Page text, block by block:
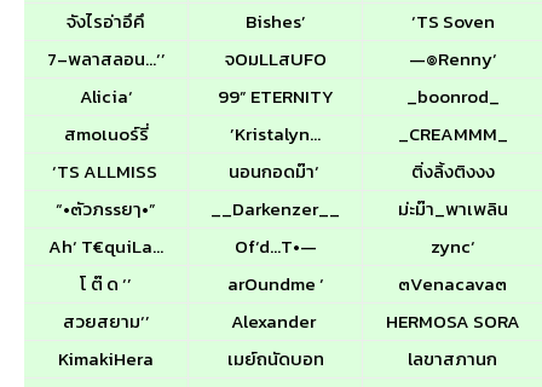
จังไรอ่าอึคึ
Bishes’
‘TS Soven
7–พลาสลอน…‘’
จOมLLสUFO
—๏Renny‘
Alicia‘
99” ETERNITY
_boonrod_
สmoเuoร์รี่
’Kristalyn…
_CREAMMM_
‘TS ALLMISS
นอนกอดม๊า‘
ติ่งลิ้งติงงง
“•๓ัวภssยๅ•”
__Darkenzer__
ม่ะม๊า_พาเพลิน
Ah‘ T€quiLa…
Of‘d…T•—
zync‘
โ ต๊ ด ‘’
arOundme ‘
๓Venacava๓
สวยสยาม‘’
Alexander
HERMOSA SORA
KimakiHera
เมย์ถนัดบอท
lลขาสภานก